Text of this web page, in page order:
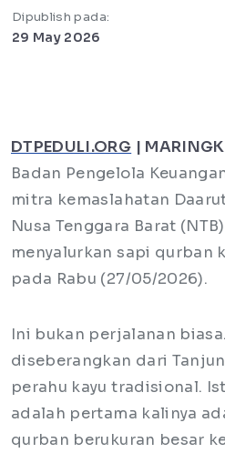
Dipublish pada:
29 May 2026
DTPEDULI.ORG |
Badan Pengelola
mitra kemaslahatan
Nusa Tenggara Barat
menyalurkan sapi qurban
pada Rabu (27/05/2026).
Ini bukan perjalanan
diseberangkan dari
perahu kayu tradisional.
adalah pertama kalinya
qurban berukuran besar